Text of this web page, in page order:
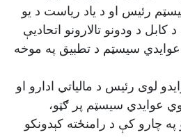
رئیس او د یاد ریاست د یو
د ودونو تالارونو اتحادیې
سیسټم د تطبیق په موخه
لوی رئیس د مالیاتي ادارو او
عوایدي سیسټم پر ګټو،
چارو کې د رامنځته کېدونکو